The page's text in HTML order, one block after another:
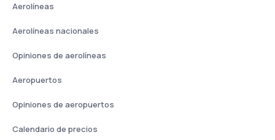
Aerolíneas
Aerolíneas nacionales
Opiniones de aerolíneas
Aeropuertos
Opiniones de aeropuertos
Calendario de precios